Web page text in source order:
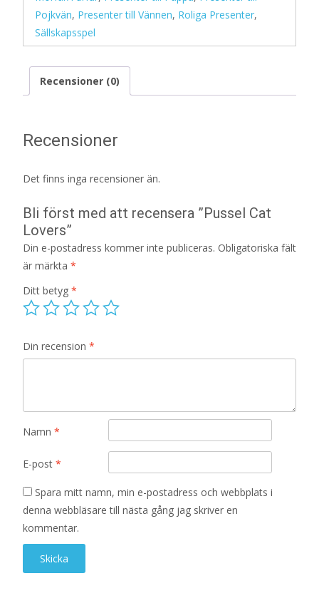
Pojkvän, Presenter till Vännen, Roliga Presenter,
Sällskapsspel
Recensioner (0)
Recensioner
Det finns inga recensioner än.
Bli först med att recensera ”Pussel Cat
Lovers”
Din e-postadress kommer inte publiceras. Obligatoriska fält
är märkta *
Ditt betyg *
Din recension *
Namn *
E-post *
Spara mitt namn, min e-postadress och webbplats i
denna webbläsare till nästa gång jag skriver en
kommentar.